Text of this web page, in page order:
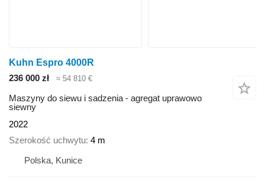
Kuhn Espro 4000R
236 000 zł
≈ 54 810 €
Maszyny do siewu i sadzenia - agregat uprawowo
siewny
2022
Szerokość uchwytu 4 m
Polska, Kunice